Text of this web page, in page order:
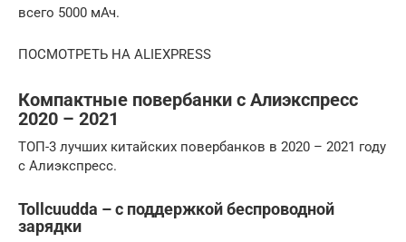
всего 5000 мАч.
ПОСМОТРЕТЬ НА ALIEXPRESS
Компактные повербанки с Алиэкспресс
2020 – 2021
ТОП-3 лучших китайских повербанков в 2020 – 2021 году
с Алиэкспресс.
Tollcuudda – с поддержкой беспроводной
зарядки